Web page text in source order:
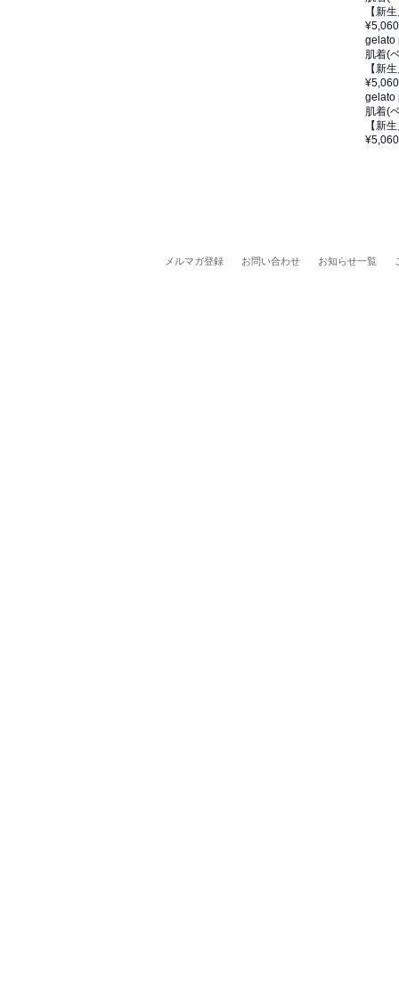
【新
¥5,060
gelato
肌着(
【新
¥5,060
gelato
肌着(
【新
¥5,060
メルマガ登録 お問い合わせ お知らせ一覧